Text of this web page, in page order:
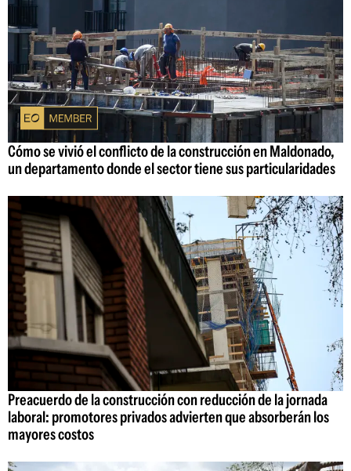
Cómo se vivió el conflicto de la construcción en Maldonado,
un departamento donde el sector tiene sus particularidades
Preacuerdo de la construcción con reducción de la jornada
laboral: promotores privados advierten que absorberán los
mayores costos